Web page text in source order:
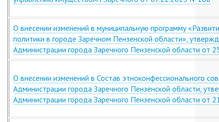
О внесении изменений в муниципальную программу
политики в городе Заречном Пензенской области»,
Администрации города Заречного Пензенской области
О внесении изменений в Состав этноконфессионального
Администрации города Заречного Пензенской области,
Администрации города Заречного Пензенской области